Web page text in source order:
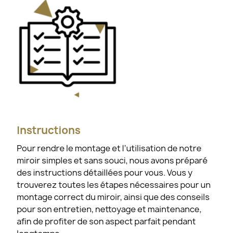
Instructions
Pour rendre le montage et l’utilisation de notre
miroir simples et sans souci, nous avons préparé
des instructions détaillées pour vous. Vous y
trouverez toutes les étapes nécessaires pour un
montage correct du miroir, ainsi que des conseils
pour son entretien, nettoyage et maintenance,
afin de profiter de son aspect parfait pendant